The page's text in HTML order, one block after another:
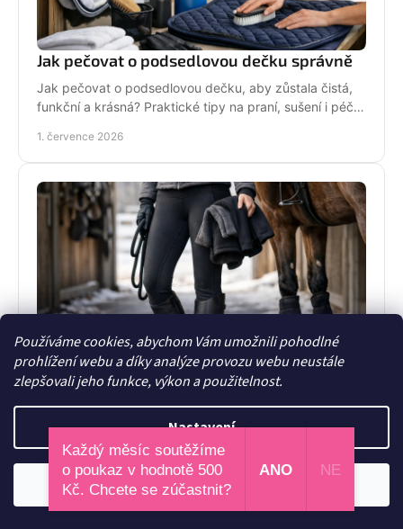
Používáme cookies, abychom Vám umožnili pohodlné
prohlížení webu a díky analýze provozu webu neustále
zlepšovali jeho funkce, výkon a použitelnost.
Nastavení
Odmítnout
Jak pečovat o podsedlovou dečku správně
Jak pečovat o podsedlovou dečku, aby zůstala čistá,
funkční a krásná? Praktické tipy na praní, sušení i péči
1. července 2026
Jak vybrat termo legíny do stáje
Jak vybrat termo legíny do stáje, aby hřály, neškrtily a
29. června 2026
Každý měsíc soutěžíme
o poukaz v hodnotě 500
Kč. Chcete se zúčastnit?
ANO NE